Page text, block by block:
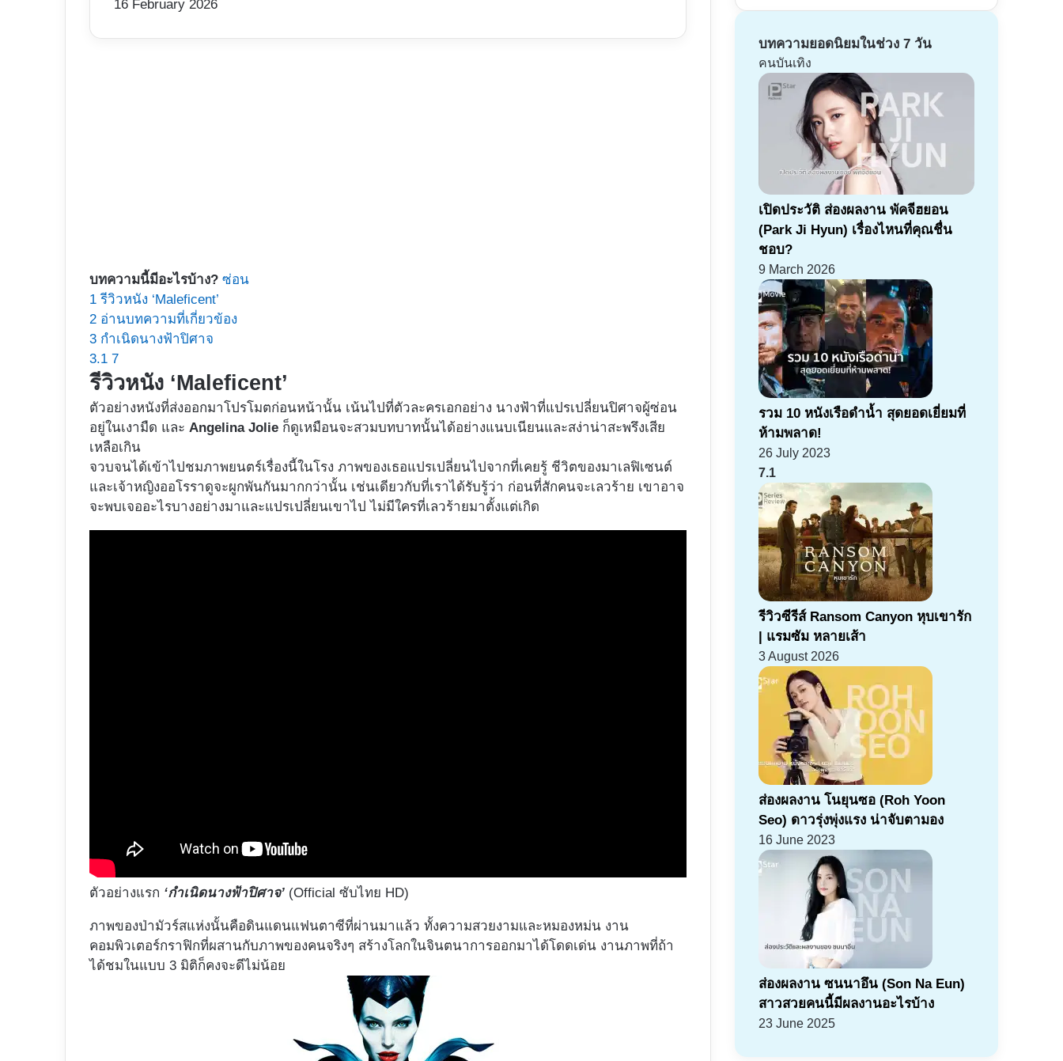
16 February 2026
บทความนี้มีอะไรบ้าง? ซ่อน
1 รีวิวหนัง ‘Maleficent’
2 อ่านบทความที่เกี่ยวข้อง
3 กำเนิดนางฟ้าปิศาจ
3.1 7
รีวิวหนัง ‘Maleficent’
ตัวอย่างหนังที่ส่งออกมาโปรโมตก่อนหน้านั้น เน้นไปที่ตัวละครเอกอย่าง นางฟ้าที่แปรเปลี่ยนปิศาจผู้ซ่อน
อยู่ในเงามืด และAngelina Jolie ก็ดูเหมือนจะสวมบทบาทนั้นได้อย่างแนบเนียนและสง่าน่าสะพรึงเสีย
เหลือเกิน
จวบจนได้เข้าไปชมภาพยนตร์เรื่องนี้ในโรง ภาพของเธอแปรเปลี่ยนไปจากที่เคยรู้ ชีวิตของมาเลฟิเซนต์
และเจ้าหญิงออโรราดูจะผูกพันกันมากกว่านั้น เช่นเดียวกับที่เราได้รับรู้ว่า ก่อนที่สักคนจะเลวร้าย เขาอาจ
จะพบเจออะไรบางอย่างมาและแปรเปลี่ยนเขาไป ไม่มีใครที่เลวร้ายมาตั้งแต่เกิด
ตัวอย่างแรก ‘กำเนิดนางฟ้าปิศาจ’ (Official ซับไทย HD)
ภาพของป่ามัวร์สแห่งนั้นคือดินแดนแฟนตาซีที่ผ่านมาแล้ว ทั้งความสวยงามและหมองหม่น งาน
คอมพิวเตอร์กราฟิกที่ผสานกับภาพของคนจริงๆ สร้างโลกในจินตนาการออกมาได้โดดเด่น งานภาพที่ถ้า
ได้ชมในแบบ 3 มิติก็คงจะดีไม่น้อย
บทความยอดนิยมในช่วง 7 วัน
คนบันเทิง
เปิดประวัติ ส่องผลงาน พัคจีฮยอน
(Park Ji Hyun) เรื่องไหนที่คุณชื่น
ชอบ?
9 March 2026
รวม 10 หนังเรือดำน้ำ สุดยอดเยี่ยมที่
ห้ามพลาด!
26 July 2023
7.1
รีวิวซีรีส์ Ransom Canyon หุบเขารัก
| แรมซัม หลายเส้า
3 August 2026
ส่องผลงาน โนยุนซอ (Roh Yoon
Seo) ดาวรุ่งพุ่งแรง น่าจับตามอง
16 June 2023
ส่องผลงาน ซนนาอึน (Son Na Eun)
สาวสวยคนนี้มีผลงานอะไรบ้าง
23 June 2025